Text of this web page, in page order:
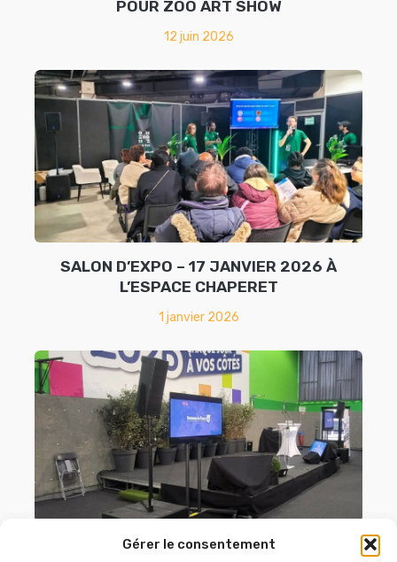
Gérer le consentement
POUR ZOO ART SHOW
12 juin 2026
SALON D’EXPO – 17 JANVIER 2026 À
L’ESPACE CHAPERET
1 janvier 2026
A L’OCCASION DES VŒUX DU MAIRE DE